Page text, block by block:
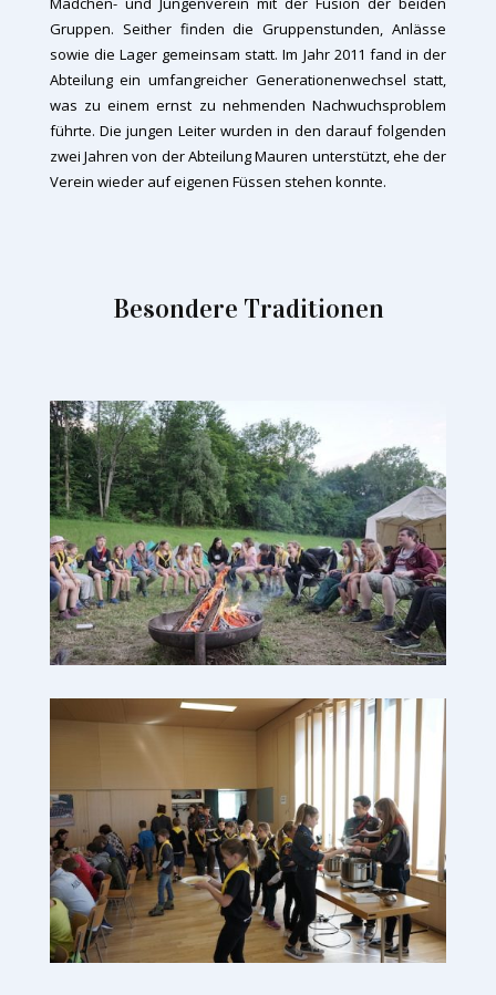
Gruppen. Seither finden die Gruppenstunden, Anlässe
sowie die Lager gemeinsam statt. Im Jahr 2011 fand in der
Abteilung ein umfangreicher Generationenwechsel statt,
was zu einem ernst zu nehmenden Nachwuchsproblem
führte. Die jungen Leiter wurden in den darauf folgenden
zwei Jahren von der Abteilung Mauren unterstützt, ehe der
Verein wieder auf eigenen Füssen stehen konnte.
Besondere Traditionen